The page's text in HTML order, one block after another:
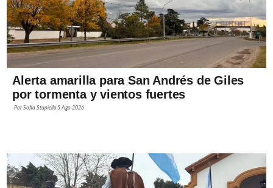
Alerta amarilla para San Andrés de Giles
por tormenta y vientos fuertes
PorSofía Stupiello5 Ago 2026